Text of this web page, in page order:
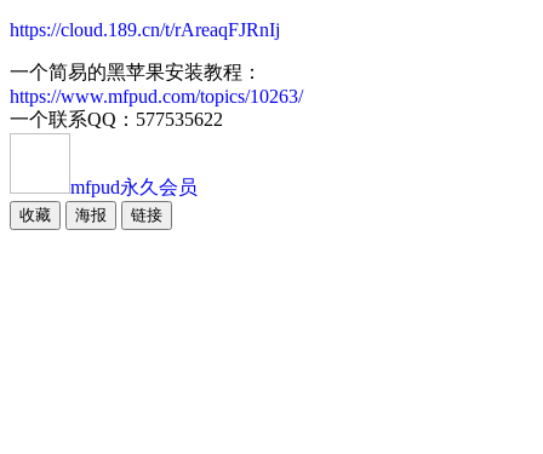
https://cloud.189.cn/t/rAreaqFJRnIj
一个简易的黑苹果安装教程：
https://www.mfpud.com/topics/10263/
一个联系QQ：577535622
mfpud永久会员
收藏 海报 链接